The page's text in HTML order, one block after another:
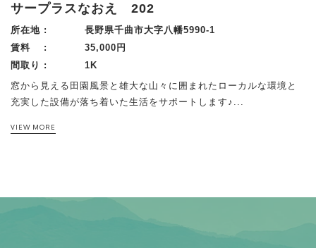
サープラスなおえ 202
所在地 :
長野県千曲市大字八幡5990-1
賃料 :
35,000円
間取り :
1K
窓から見える田園風景と雄大な山々に囲まれたローカルな環境と
充実した設備が落ち着いた生活をサポートします♪...
VIEW MORE